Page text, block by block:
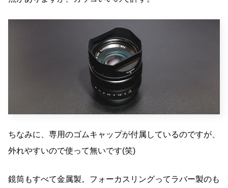
ちなみに、専用のゴムキャップが付属しているのですが、
外れやすいので使って無いです(笑)
鏡筒もすべて金属製。フォーカスリングってラバー製のも